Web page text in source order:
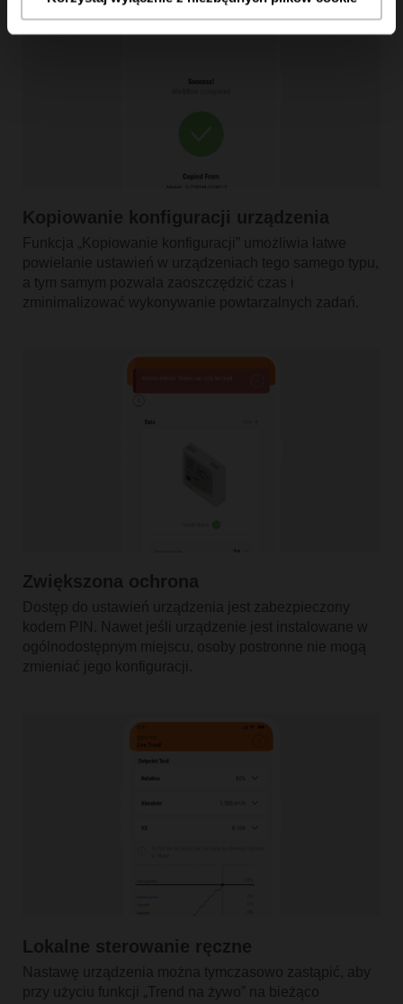
Kopiowanie konfiguracji urządzenia
Funkcja „Kopiowanie konfiguracji” umożliwia łatwe
powielanie ustawień w urządzeniach tego samego typu,
a tym samym pozwala zaoszczędzić czas i
zminimalizować wykonywanie powtarzalnych zadań.
Zwiększona ochrona
Dostęp do ustawień urządzenia jest zabezpieczony
kodem PIN. Nawet jeśli urządzenie jest instalowane w
ogólnodostępnym miejscu, osoby postronne nie mogą
zmieniać jego konfiguracji.
Lokalne sterowanie ręczne
Nastawę urządzenia można tymczasowo zastąpić, aby
przy użyciu funkcji „Trend na żywo” na bieżąco